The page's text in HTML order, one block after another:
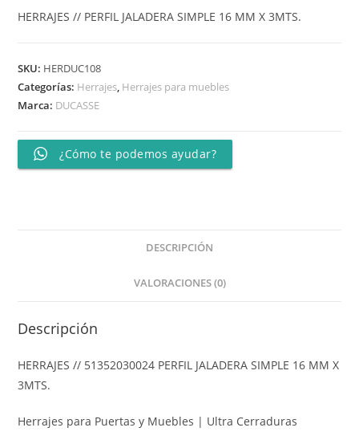
HERRAJES // PERFIL JALADERA SIMPLE 16 MM X 3MTS.
SKU: HERDUC108
Categorías: Herrajes, Herrajes para muebles
Marca: DUCASSE
¿Cómo te podemos ayudar?
DESCRIPCIÓN
VALORACIONES (0)
Descripción
HERRAJES // 51352030024 PERFIL JALADERA SIMPLE 16 MM X
3MTS.
Herrajes para Puertas y Muebles | Ultra Cerraduras